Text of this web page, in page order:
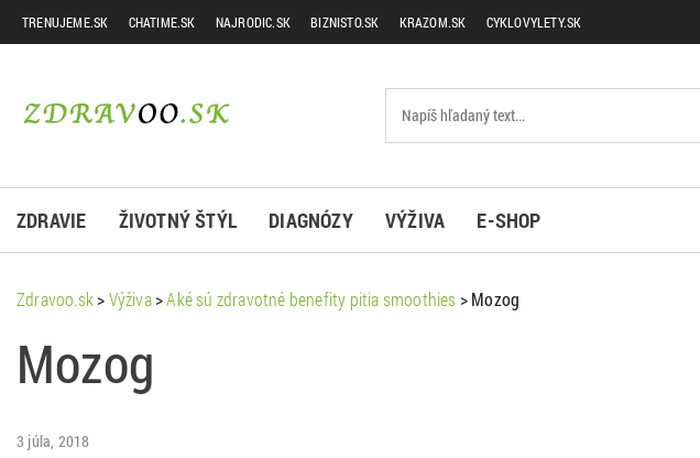
TRENUJEME.SK CHATIME.SK NAJRODIC.SK BIZNISTO.SK KRAZOM.SK CYKLOVYLETY.SK
ZDRAVIE ŽIVOTNÝ ŠTÝL DIAGNÓZY VÝŽIVA E-SHOP
Zdravoo.sk>Výživa>Aké sú zdravotné benefity pitia smoothies >Mozog
Mozog
3 júla, 2018